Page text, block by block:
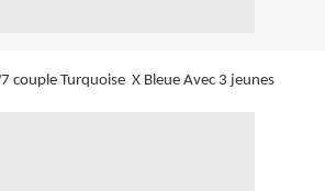
couple Turquoise X Bleue Avec 3 jeunes